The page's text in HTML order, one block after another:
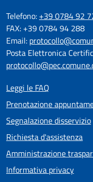
Telefono: +39 0784 92
FAX: +39 0784 94 288
Email:
Posta Elettronica
Leggi le FAQ
Prenotazione
Segnalazione disservizio
Richiesta d'assistenza
Amministrazione
Informativa privacy